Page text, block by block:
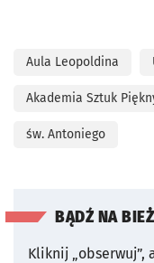
Aula Leopoldina
Akademia Sztuk
św. Antoniego
BĄDŹ NA
Kliknij „obserwuj”,